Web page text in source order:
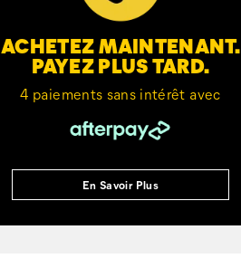
ACHETEZ MAINTENANT.
PAYEZ PLUS TARD.
4 paiements sans intérêt avec
En Savoir Plus